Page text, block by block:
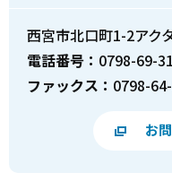
西宮市北口町1-2アク
電話番号： 0798-69-
ファックス： 0798-
お